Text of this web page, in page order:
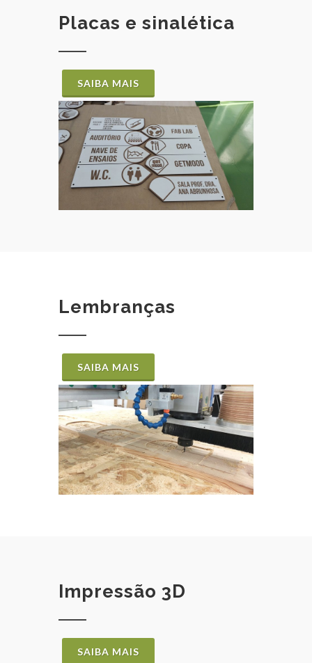
Placas e sinalética
SAIBA MAIS
Lembranças
SAIBA MAIS
Impressão 3D
SAIBA MAIS